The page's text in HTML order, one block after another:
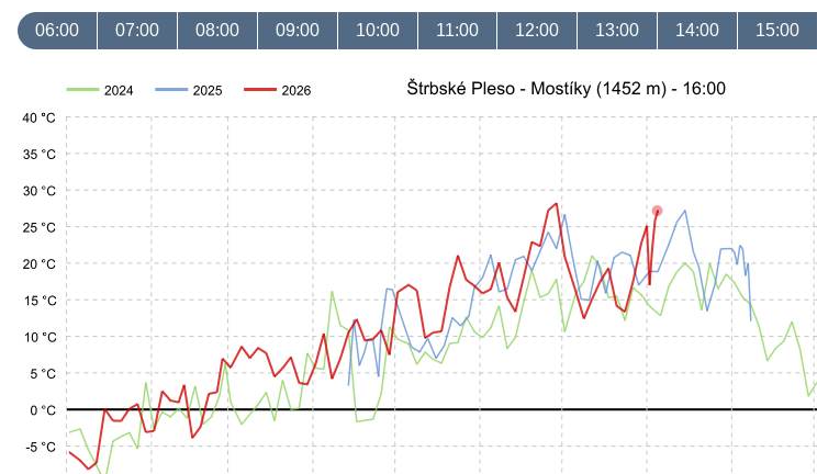
06:00 07:00 08:00 09:00 10:00 11:00 12:00 13:00 14:00 15:00